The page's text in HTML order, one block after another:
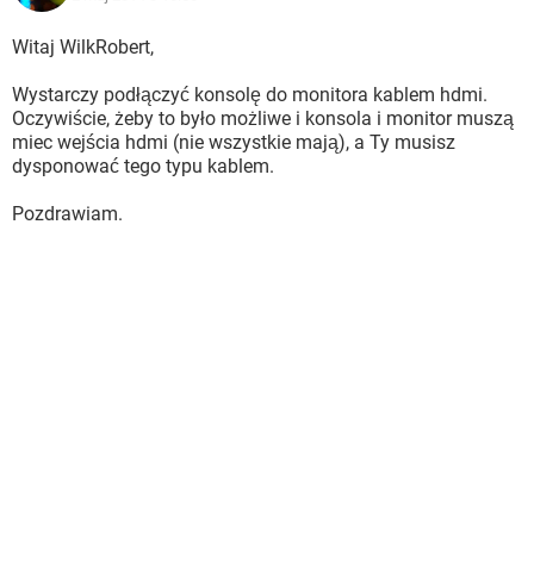
Witaj WilkRobert,
Wystarczy podłączyć konsolę do monitora kablem hdmi.
Oczywiście, żeby to było możliwe i konsola i monitor muszą
miec wejścia hdmi (nie wszystkie mają), a Ty musisz
dysponować tego typu kablem.
Pozdrawiam.